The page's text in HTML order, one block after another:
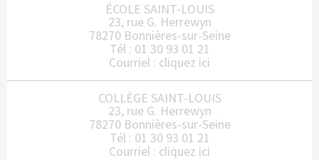
ÉCOLE SAINT-LOUIS
23, rue G. Herrewyn
78270 Bonnières-sur-Seine
Tél : 01 30 93 01 21
Courriel : cliquez ici
COLLÈGE SAINT-LOUIS
23, rue G. Herrewyn
78270 Bonnières-sur-Seine
Tél : 01 30 93 01 21
Courriel : cliquez ici